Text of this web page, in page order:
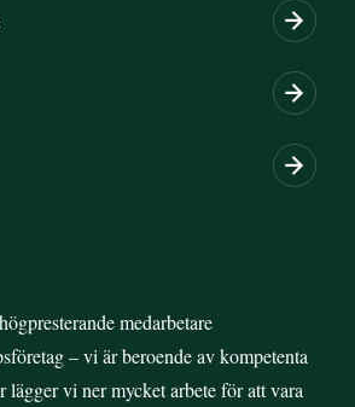
medarbetare
– vi är beroende av kompetenta
lägger vi ner mycket arbete för att vara